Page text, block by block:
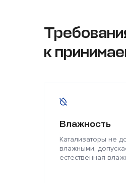
к
Влажность
Катализаторы не
влажными,
естественная